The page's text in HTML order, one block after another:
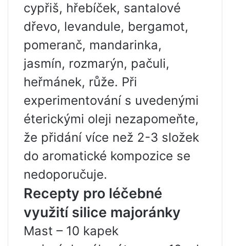
cypřiš, hřebíček, santalové
dřevo, levandule, bergamot,
pomeranč, mandarinka,
jasmín, rozmarýn, pačuli,
heřmánek, růže. Při
experimentování s uvedenými
éterickými oleji nezapomeňte,
že přidání více než 2-3 složek
do aromatické kompozice se
nedoporučuje.
Recepty pro léčebné
využití silice majoránky
Mast – 10 kapek